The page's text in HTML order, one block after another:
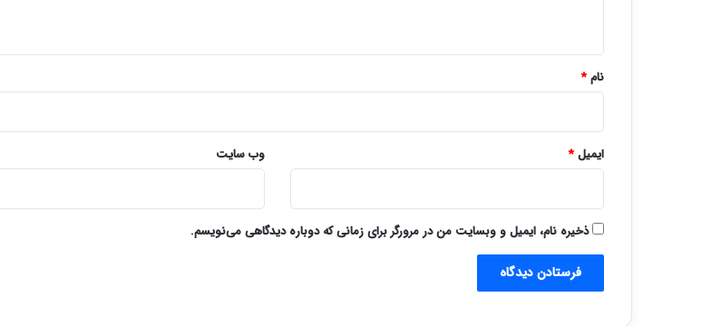
نام*
ایمیل* وب‌ سایت
ذخیره نام، ایمیل و وبسایت من در مرورگر برای زمانی که دوباره دیدگاهی می‌نویسم.